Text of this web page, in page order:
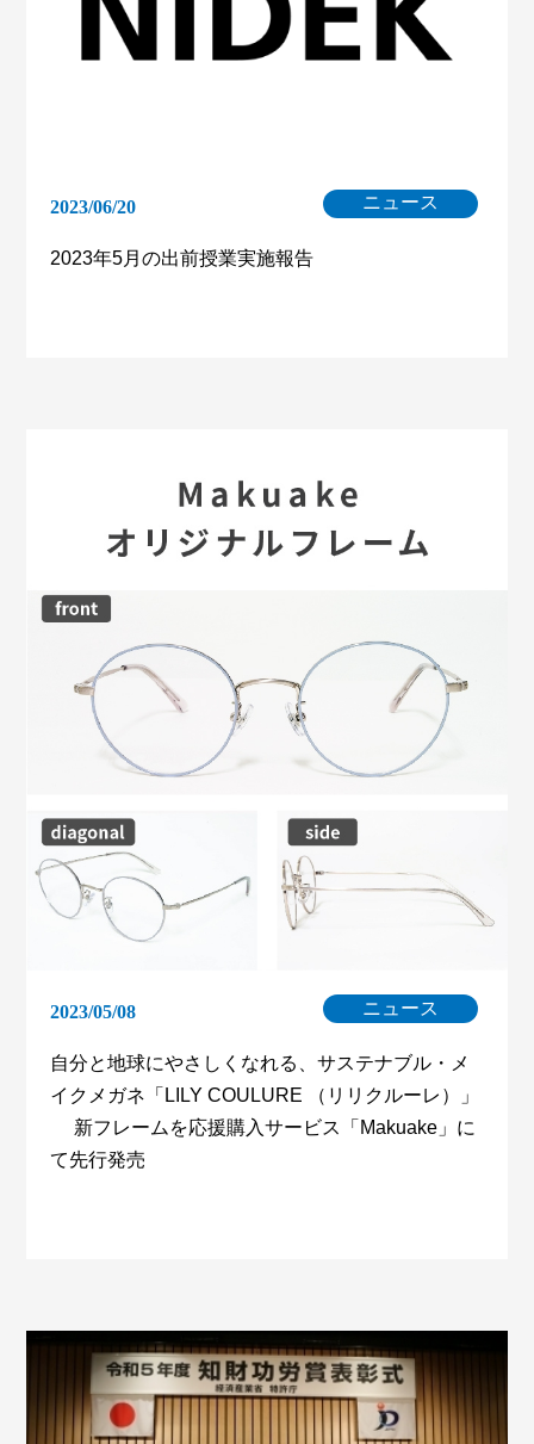
2023/06/20 ニュース
2023年5月の出前授業実施報告
2023/05/08 ニュース
自分と地球にやさしくなれる、サステナブル・メ
イクメガネ「LILY COULURE （リリクルーレ）」
新フレームを応援購入サービス「Makuake」に
て先行発売